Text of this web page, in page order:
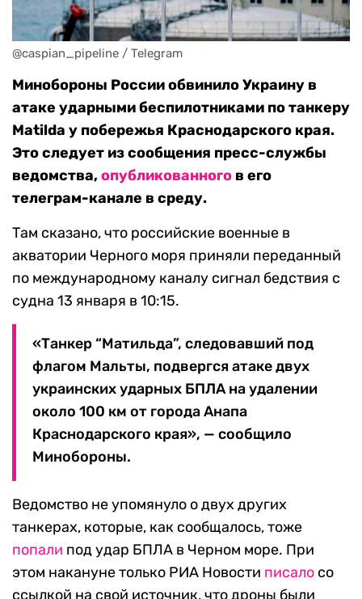
@caspian_pipeline / Telegram
Минобороны России обвинило Украину в
атаке ударными беспилотниками по танкеру
Matilda у побережья Краснодарского края.
Это следует из сообщения пресс-службы
ведомства,опубликованного в его
телеграм-канале в среду.
Там сказано, что российские военные в
акватории Черного моря приняли переданный
по международному каналу сигнал бедствия с
судна 13 января в 10:15.
«Танкер “Матильда”, следовавший под
флагом Мальты, подвергся атаке двух
украинских ударных БПЛА на удалении
около 100 км от города Анапа
Краснодарского края», — сообщило
Минобороны.
Ведомство не упомянуло о двух других
танкерах, которые, как сообщалось, тоже
попали под удар БПЛА в Черном море. При
этом накануне только РИА Новости писало со
ссылкой на свой источник, что дроны были